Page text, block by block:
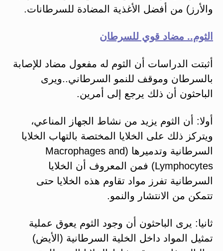
والأرز) من أفضل الأغذية المضادة للسرطانات.
الثوم.. مضاد قوي للسرطان
أثبتت الدراسات أن الثوم له مفعول مضاد للإصابة
بالسرطان وموقف للنمو السرطاني..ويرى
الباحثون أن ذلك يرجع إلى أمرين.
أولا: أن الثوم يزيد من نشاط الجهاز المناعي،
ويتركز ذلك على الخلايا المختصة بالتهاب الخلايا
السرطانية وتدميرها (Macrophages and
Lymphocytes) فمن المعروف أن الخلايا
السرطانية تفرز مواد تقاوم هذه الخلايا حتى
تتمكن من الانتشار والنمو.
ثانيا: يرى الباحثون أن وجود الثوم يعوق عملية
تمثيل المواد داخل الخلية السرطانية (الأيض)